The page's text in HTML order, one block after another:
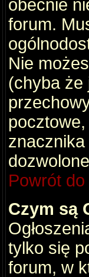
obecnie
forum.
Nie
(chyba że
Powrót
Czym są
tylko się
forum, w